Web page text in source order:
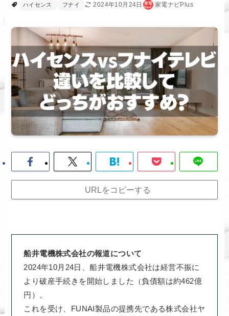
ハイセンス
フナイ 2024年10月24日 家電ナビPlus
URLをコピーする
船井電機株式会社の報道について
2024年10月24日、船井電機株式会社は経営不振に
より破産手続きを開始しました（負債額は約462億
円）。
これを受け、FUNAI製品の提携先である株式会社ヤ